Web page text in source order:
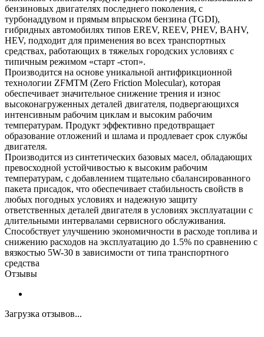
бензиновых двигателях последнего поколения, с
турбонаддувом и прямым впрыском бензина (TGDI),
гибридных автомобилях типов EREV, REEV, PHEV, BAHV,
HEV, подходит для применения во всех транспортных
средствах, работающих в тяжелых городских условиях с
типичным режимом «старт -стоп».
Производится на основе уникальной антифрикционной
технологии ZFMTM (Zero Friction Molecular), которая
обеспечивает значительное снижение трения и износ
высоконагруженных деталей двигателя, подвергающихся
интенсивным рабочим циклам и высоким рабочим
температурам. Продукт эффективно предотвращает
образование отложений и шлама и продлевает срок службы
двигателя.
Производится из синтетических базовых масел, обладающих
превосходной устойчивостью к высоким рабочим
температурам, с добавлением тщательно сбалансированного
пакета присадок, что обеспечивает стабильность свойств в
любых погодных условиях и надежную защиту
ответственных деталей двигателя в условиях эксплуатации с
длительными интервалами сервисного обслуживания.
Способствует улучшению экономичности в расходе топлива и
снижению расходов на эксплуатацию до 1.5% по сравнению с
вязкостью 5W-30 в зависимости от типа транспортного
средства
Отзывы
Загрузка отзывов...